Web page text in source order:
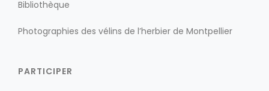
Bibliothèque
Photographies des vélins de l’herbier de Montpellier
PARTICIPER